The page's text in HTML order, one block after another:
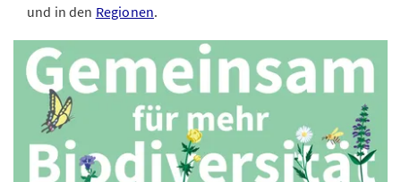
und in den Regionen.